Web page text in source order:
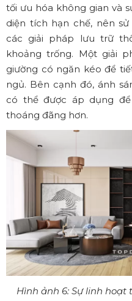
tối ưu hóa không gian và
diện tích hạn chế, nên
các giải pháp lưu trữ
khoảng trống. Một giải
giường có ngăn kéo để
ngủ. Bên cạnh đó, ánh
có thể được áp dụng
thoáng đãng hơn.
Hình ảnh 6: Sự linh hoạt